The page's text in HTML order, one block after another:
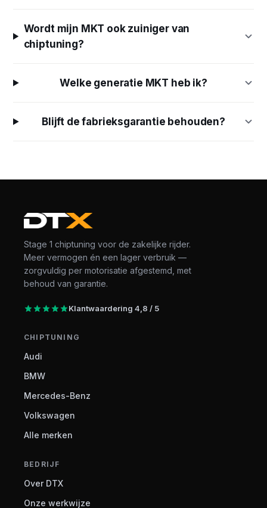
Wordt mijn MKT ook zuiniger van
chiptuning?
Welke generatie MKT heb ik?
Blijft de fabrieksgarantie behouden?
Stage 1 chiptuning voor de zakelijke rijder.
Meer vermogen én een lager verbruik —
zorgvuldig per motorisatie afgestemd, met
behoud van garantie.
Klantwaardering 4,8 / 5
CHIPTUNING
Audi
BMW
Mercedes-Benz
Volkswagen
Alle merken
BEDRIJF
Over DTX
Onze werkwijze